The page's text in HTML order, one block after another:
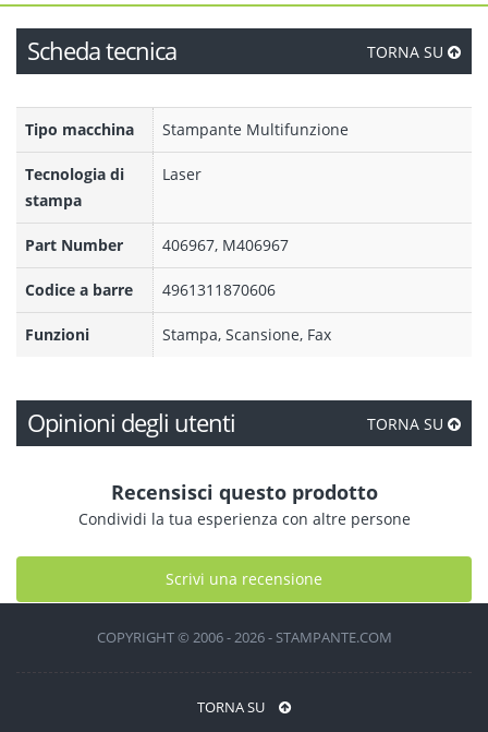
Scheda tecnica TORNA SU
Tipo macchina Stampante Multifunzione
Tecnologia di
stampa
Laser
Part Number 406967, M406967
Codice a barre 4961311870606
Funzioni Stampa, Scansione, Fax
Opinioni degli utenti TORNA SU
Recensisci questo prodotto
Condividi la tua esperienza con altre persone
Scrivi una recensione
COPYRIGHT © 2006 - 2026 - STAMPANTE.COM
TORNA SU